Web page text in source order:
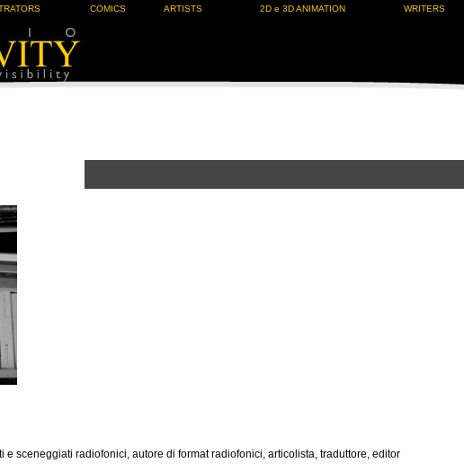
COMICS ARTISTS 2D e 3D ANIMATION WRITERS
e sceneggiati radiofonici, autore di format radiofonici, articolista, traduttore, editor